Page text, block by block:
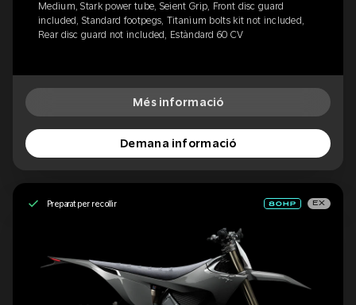
Medium, Stark power tube, Seient Grip, Front disc guard
included, Standard footpegs, Titanium bolts kit not included,
Rear disc guard not included, Estàndard 60 CV
Més informació
Demana informació
Preparat per recollir EX